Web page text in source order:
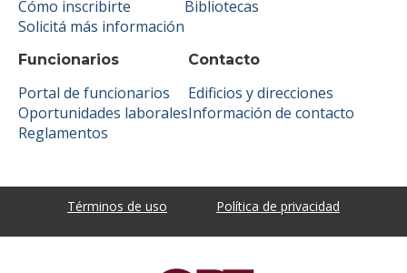
Cómo inscribirte
Solicitá más información
Bibliotecas
Funcionarios
Portal de funcionarios
Oportunidades laborales
Reglamentos
Contacto
Edificios y direcciones
Información de contacto
Términos de uso Política de privacidad